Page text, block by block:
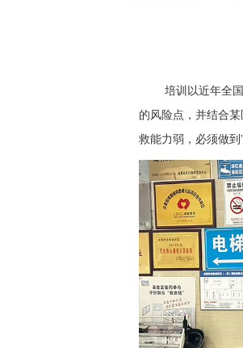
培训以近年全
的风险点，并结合某
救能力弱，必须做